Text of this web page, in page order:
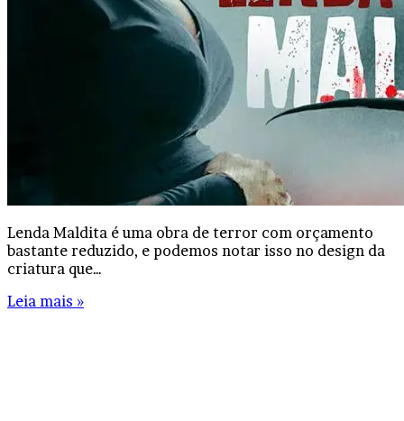
Lenda Maldita é uma obra de terror com orçamento
bastante reduzido, e podemos notar isso no design da
criatura que…
Leia mais »